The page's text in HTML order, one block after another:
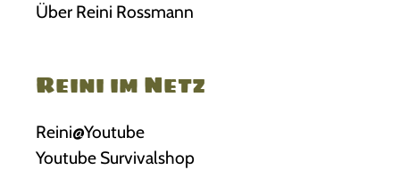
Über Reini Rossmann
Reini im Netz
Reini@Youtube
Youtube Survivalshop